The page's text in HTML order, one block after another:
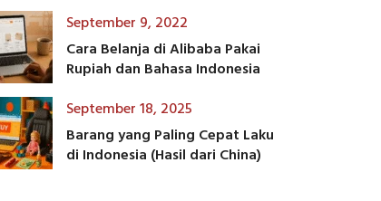
September 9, 2022
Cara Belanja di Alibaba Pakai
Rupiah dan Bahasa Indonesia
September 18, 2025
Barang yang Paling Cepat Laku
di Indonesia (Hasil dari China)